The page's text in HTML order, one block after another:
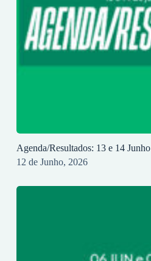
Agenda/Resultados: 13 e 14 Junho
12 de Junho, 2026